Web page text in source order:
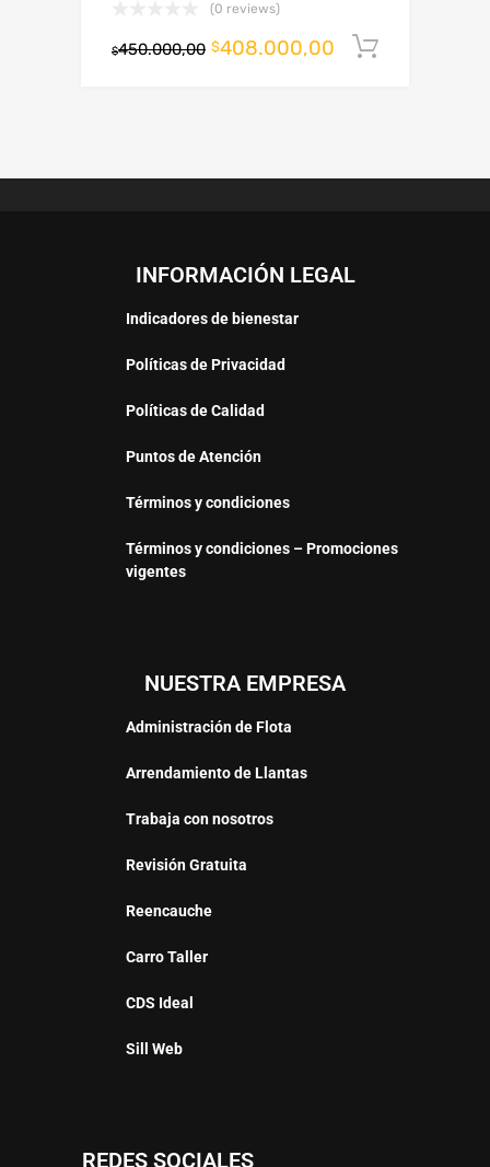
(0 reviews)
$450.000,00 $408.000,00
INFORMACIÓN LEGAL
Indicadores de bienestar
Políticas de Privacidad
Políticas de Calidad
Puntos de Atención
Términos y condiciones
Términos y condiciones – Promociones
vigentes
NUESTRA EMPRESA
Administración de Flota
Arrendamiento de Llantas
Trabaja con nosotros
Revisión Gratuita
Reencauche
Carro Taller
CDS Ideal
Sill Web
REDES SOCIALES